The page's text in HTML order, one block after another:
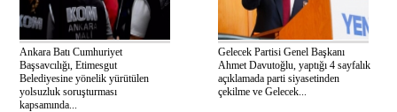
Ankara Batı Cumhuriyet
Başsavcılığı, Etimesgut
Belediyesine yönelik yürütülen
yolsuzluk soruşturması
kapsamında...
Gelecek Partisi Genel Başkanı
Ahmet Davutoğlu, yaptığı 4 sayfalık
açıklamada parti siyasetinden
çekilme ve Gelecek...